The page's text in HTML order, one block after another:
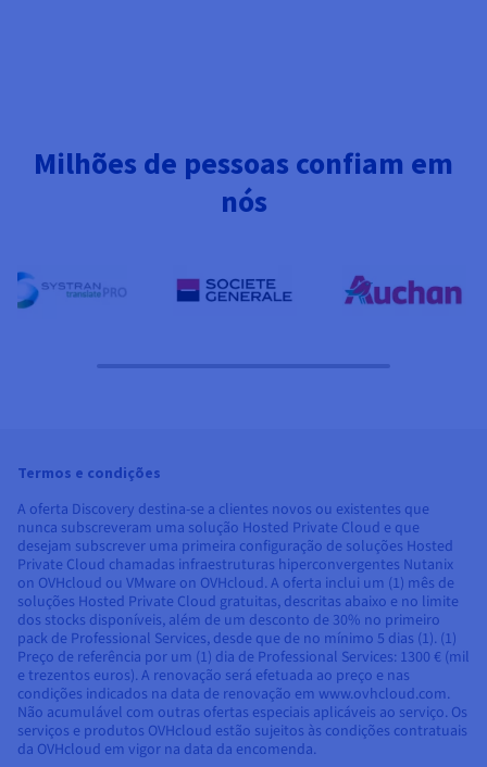
Milhões de pessoas confiam em
nós
Termos e condições
A oferta Discovery destina-se a clientes novos ou existentes que
nunca subscreveram uma solução Hosted Private Cloud e que
desejam subscrever uma primeira configuração de soluções Hosted
Private Cloud chamadas infraestruturas hiperconvergentes Nutanix
on OVHcloud ou VMware on OVHcloud. A oferta inclui um (1) mês de
soluções Hosted Private Cloud gratuitas, descritas abaixo e no limite
dos stocks disponíveis, além de um desconto de 30% no primeiro
pack de Professional Services, desde que de no mínimo 5 dias (1). (1)
Preço de referência por um (1) dia de Professional Services: 1300 € (mil
e trezentos euros). A renovação será efetuada ao preço e nas
condições indicados na data de renovação em www.ovhcloud.com.
Não acumulável com outras ofertas especiais aplicáveis ao serviço. Os
serviços e produtos OVHcloud estão sujeitos às condições contratuais
da OVHcloud em vigor na data da encomenda.